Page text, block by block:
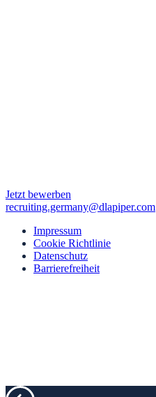
Jetzt bewerben
recruiting.germany@dlapiper.com
Impressum
Cookie Richtlinie
Datenschutz
Barrierefreiheit